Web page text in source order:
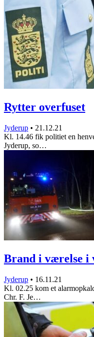
Rytter overfuset
Jyderup • 21.12.21
Kl. 14.46 fik politiet en
Jyderup, so…
Brand i værelse i
Jyderup • 16.11.21
Kl. 02.25 kom et
Chr. F. Je…